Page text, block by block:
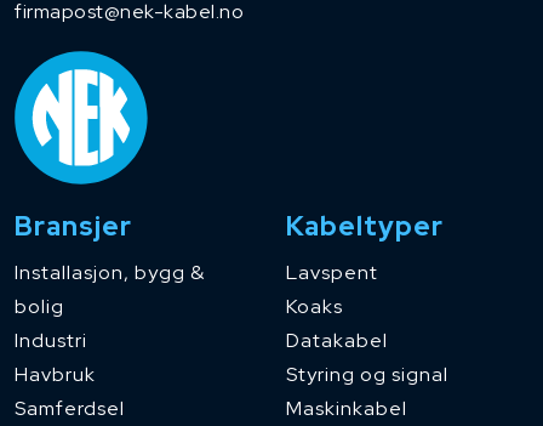
firmapost@nek-kabel.no
Bransjer
Installasjon, bygg &
bolig
Industri
Havbruk
Samferdsel
Kabeltyper
Lavspent
Koaks
Datakabel
Styring og signal
Maskinkabel